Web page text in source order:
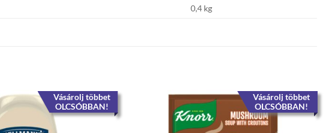
0,4 kg
Vásárolj többet
OLCSÓBBAN!
Vásárolj többet
OLCSÓBBAN!